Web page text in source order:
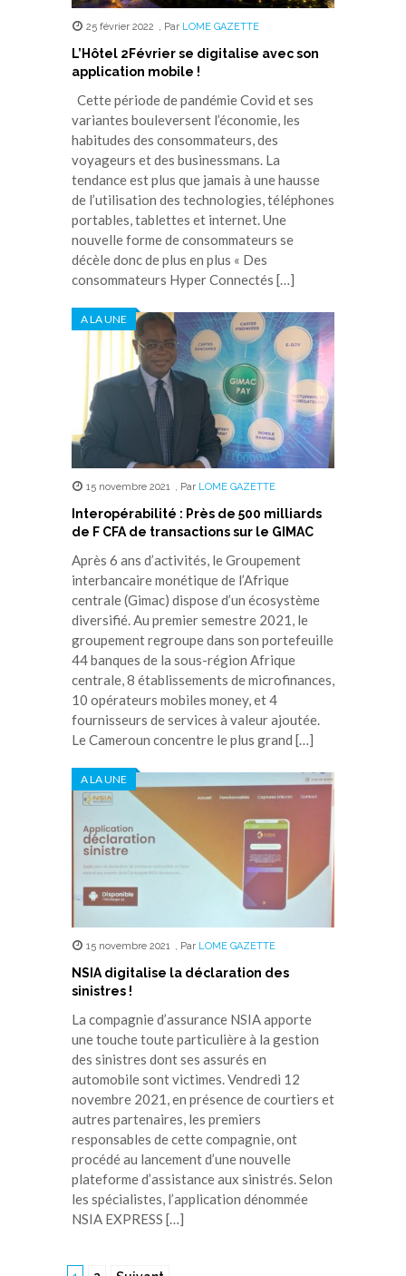
25 février 2022 , Par LOME GAZETTE
L’Hôtel 2Février se digitalise avec son
application mobile !
Cette période de pandémie Covid et ses
variantes bouleversent l’économie, les
habitudes des consommateurs, des
voyageurs et des businessmans. La
tendance est plus que jamais à une hausse
de l’utilisation des technologies, téléphones
portables, tablettes et internet. Une
nouvelle forme de consommateurs se
décèle donc de plus en plus « Des
consommateurs Hyper Connectés […]
A LA UNE
15 novembre 2021 Par LOME GAZETTE
Interopérabilité : Près de 500 milliards
de F CFA de transactions sur le GIMAC
Après 6 ans d’activités, le Groupement
interbancaire monétique de l’Afrique
centrale (Gimac) dispose d’un écosystème
diversifié. Au premier semestre 2021, le
groupement regroupe dans son portefeuille
44 banques de la sous-région Afrique
centrale, 8 établissements de microfinances,
10 opérateurs mobiles money, et 4
fournisseurs de services à valeur ajoutée.
Le Cameroun concentre le plus grand […]
A LA UNE
15 novembre 2021 , Par LOME GAZETTE
NSIA digitalise la déclaration des
sinistres !
La compagnie d’assurance NSIA apporte
une touche toute particulière à la gestion
des sinistres dont ses assurés en
automobile sont victimes. Vendredi 12
novembre 2021, en présence de courtiers et
autres partenaires, les premiers
responsables de cette compagnie, ont
procédé au lancement d’une nouvelle
plateforme d’assistance aux sinistrés. Selon
les spécialistes, l’application dénommée
NSIA EXPRESS […]